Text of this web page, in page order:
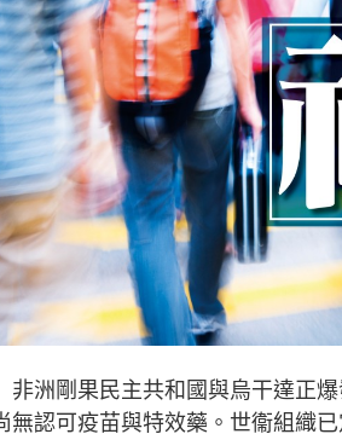
剛果民主共和國與烏干達正爆
無認可疫苗與特效藥。世衞組織